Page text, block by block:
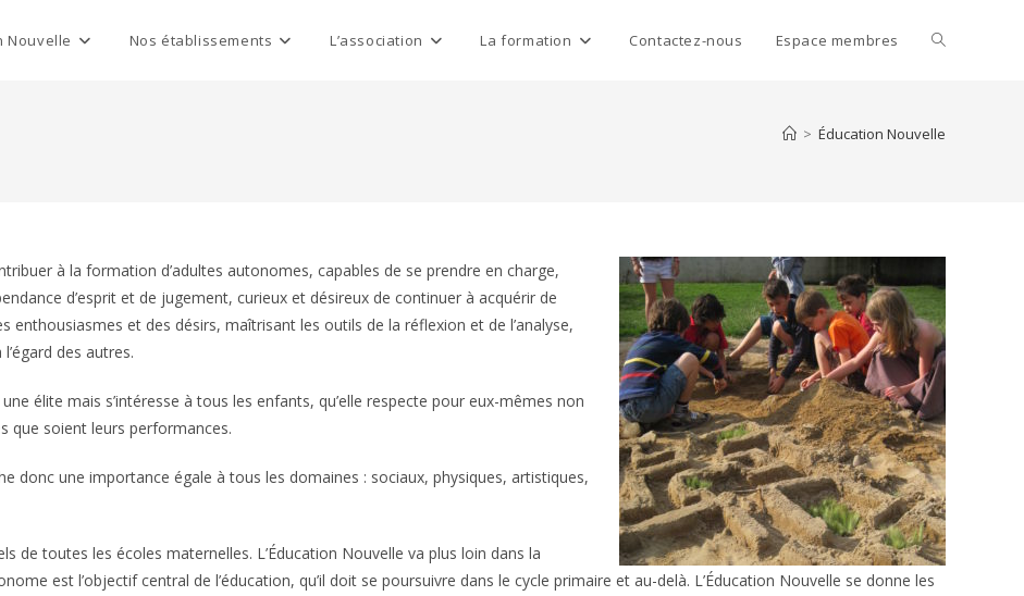
Nouvelle Nos établissements L’association La formation Contactez-nous Espace membres Toggle
> Éducation Nouvelle
à la formation d’adultes autonomes, capables de se prendre en charge,
d’esprit et de jugement, curieux et désireux de continuer à acquérir de
et des désirs, maîtrisant les outils de la réflexion et de l’analyse,
des autres.
élite mais s’intéresse à tous les enfants, qu’elle respecte pour eux-mêmes non
que soient leurs performances.
donc une importance égale à tous les domaines : sociaux, physiques, artistiques,
de toutes les écoles maternelles. L’Éducation Nouvelle va plus loin dans la
est l’objectif central de l’éducation, qu’il doit se poursuivre dans le cycle primaire et au-delà. L’Éducation Nouvelle se donne les